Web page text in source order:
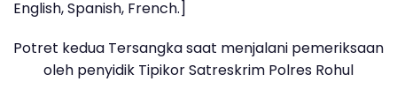
English, Spanish, French.]
Potret kedua Tersangka saat menjalani pemeriksaan
oleh penyidik Tipikor Satreskrim Polres Rohul